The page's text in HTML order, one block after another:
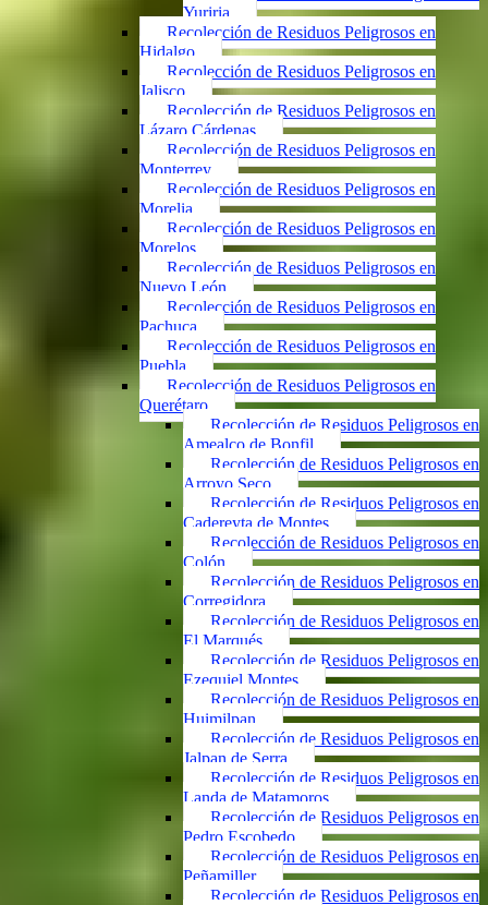
Yuriria
Recolección de Residuos Peligrosos en
Hidalgo
Recolección de Residuos Peligrosos en
Jalisco
Recolección de Residuos Peligrosos en
Lázaro Cárdenas
Recolección de Residuos Peligrosos en
Monterrey
Recolección de Residuos Peligrosos en
Morelia
Recolección de Residuos Peligrosos en
Morelos
Recolección de Residuos Peligrosos en
Nuevo León
Recolección de Residuos Peligrosos en
Pachuca
Recolección de Residuos Peligrosos en
Puebla
Recolección de Residuos Peligrosos en
Querétaro
Recolección de Residuos Peligrosos en
Amealco de Bonfil
Recolección de Residuos Peligrosos en
Arroyo Seco
Recolección de Residuos Peligrosos en
Cadereyta de Montes
Recolección de Residuos Peligrosos en
Colón
Recolección de Residuos Peligrosos en
Corregidora
Recolección de Residuos Peligrosos en
El Marqués
Recolección de Residuos Peligrosos en
Ezequiel Montes
Recolección de Residuos Peligrosos en
Huimilpan
Recolección de Residuos Peligrosos en
Jalpan de Serra
Recolección de Residuos Peligrosos en
Landa de Matamoros
Recolección de Residuos Peligrosos en
Pedro Escobedo
Recolección de Residuos Peligrosos en
Peñamiller
Recolección de Residuos Peligrosos en